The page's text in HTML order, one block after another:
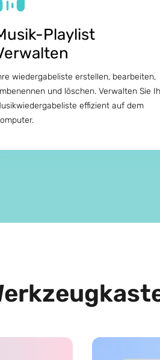
Playlist
wiedergabeliste erstellen, bearbeiten,
und löschen. Verwalten Sie
effizient auf dem